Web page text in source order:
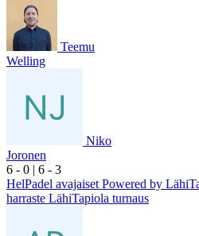
Teemu
Welling
Niko
Joronen
6 - 0 | 6 - 3
HelPadel avajaiset Powered by
harraste LähiTapiola turnaus